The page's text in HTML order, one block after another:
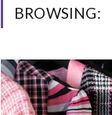
BROWSING: